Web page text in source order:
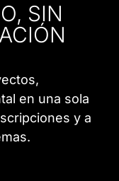
SIN
en una sola
y a